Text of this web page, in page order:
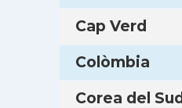
Cap Verd
Colòmbia
Corea del Sud